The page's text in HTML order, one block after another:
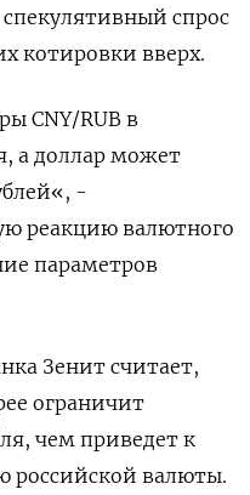
спрос
котировки вверх.
CNY/RUB в
а доллар может
-
​реакцию валютного
‌параметров
Зенит считает,
ограничит
чем приведет к
​российской валюты.